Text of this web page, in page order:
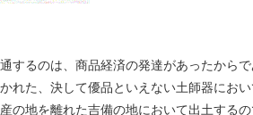
するのは、商品経済の発達があったから
れた、決して優品といえない土師器におい
の地を離れた吉備の地において出土する